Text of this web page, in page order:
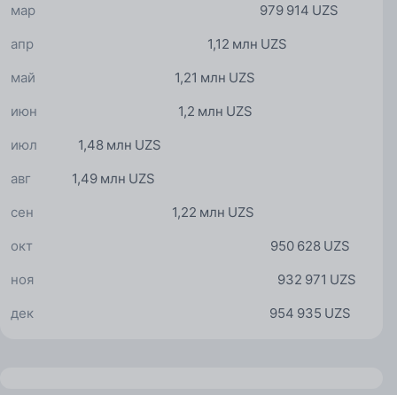
979 914 UZS
мар
1,12 млн UZS
апр
1,21 млн UZS
май
1,2 млн UZS
июн
1,48 млн UZS
июл
1,49 млн UZS
авг
1,22 млн UZS
сен
950 628 UZS
окт
932 971 UZS
ноя
954 935 UZS
дек